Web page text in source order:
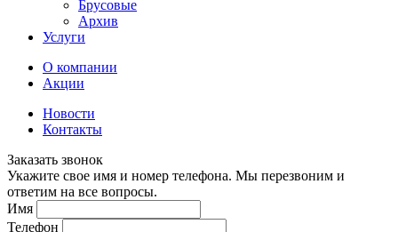
Брусовые
Архив
Услуги
О компании
Акции
Новости
Контакты
Заказать звонок
Укажите свое имя и номер телефона. Мы перезвоним и
ответим на все вопросы.
Имя
Телефон